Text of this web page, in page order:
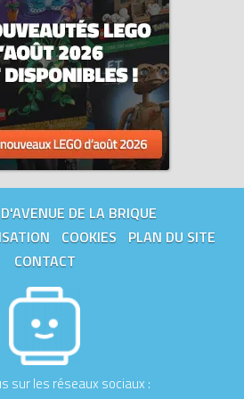
DE LA BRIQUE
COOKIES
PLAN DU SITE
CONTACT
sur les réseaux sociaux :